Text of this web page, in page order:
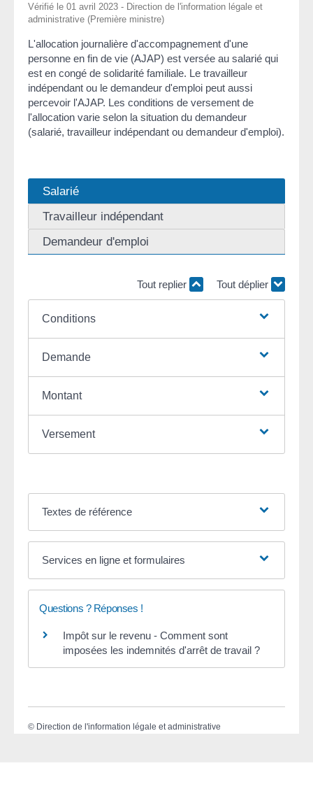
Vérifié le 01 avril 2023 - Direction de l'information légale et
administrative (Première ministre)
L'allocation journalière d'accompagnement d'une
personne en fin de vie (AJAP) est versée au salarié qui
est en congé de solidarité familiale. Le travailleur
indépendant ou le demandeur d'emploi peut aussi
percevoir l'AJAP. Les conditions de versement de
l'allocation varie selon la situation du demandeur
(salarié, travailleur indépendant ou demandeur d'emploi).
Salarié
Travailleur indépendant
Demandeur d'emploi
Tout replier Tout déplier
Conditions
Demande
Montant
Versement
Textes de référence
Services en ligne et formulaires
Questions ? Réponses !
Impôt sur le revenu - Comment sont
imposées les indemnités d'arrêt de travail ?
© Direction de l'information légale et administrative